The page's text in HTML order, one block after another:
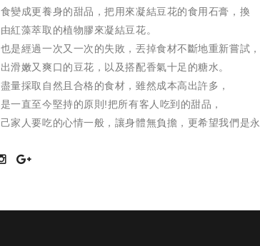
變成更養身的甜品，把用來凝結豆花的食用石膏，換
紅藻萃取的植物膠來凝結豆花。
是經過一次又一次的失敗，丟掉食材不斷地重新嘗試，
滑嫩又爽口的豆花，以及搭配香氣十足的糖水。
量採取自然且合格的食材，雖然成本高出許多，
一直至今堅持的原則!把所有客人吃到的甜品，
家人要吃的心情一般，讓身體無負擔，更希望我們是